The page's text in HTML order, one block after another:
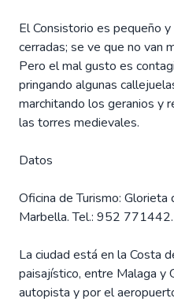
El Consistorio es pequeño
cerradas; se ve que no van
Pero el mal gusto es
pringando algunas
marchitando los geranios y
las torres medievales.
Datos
Oficina de Turismo:
Marbella. Tel.: 952
La ciudad está en la Costa
paisajístico, entre Malaga y
autopista y por el